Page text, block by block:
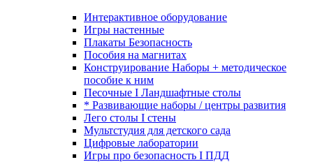
Интерактивное оборудование
Игры настенные
Плакаты Безопасность
Пособия на магнитах
Конструирование Наборы + методическое
пособие к ним
Песочные I Ландшафтные столы
* Развивающие наборы / центры развития
Лего столы I стены
Мультстудия для детского сада
Цифровые лаборатории
Игры про безопасность I ПДД